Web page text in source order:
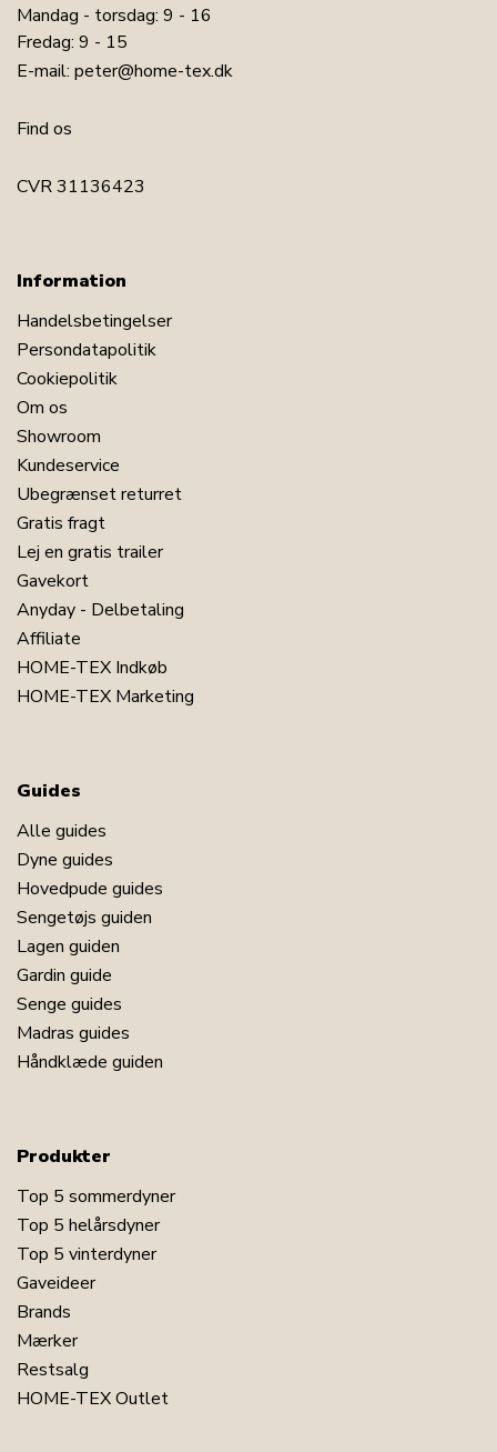
Mandag - torsdag: 9 - 16
Fredag: 9 - 15
E-mail: peter@home-tex.dk
Find os
CVR 31136423
Information
Handelsbetingelser
Persondatapolitik
Cookiepolitik
Om os
Showroom
Kundeservice
Ubegrænset returret
Gratis fragt
Lej en gratis trailer
Gavekort
Anyday - Delbetaling
Affiliate
HOME-TEX Indkøb
HOME-TEX Marketing
Guides
Alle guides
Dyne guides
Hovedpude guides
Sengetøjs guiden
Lagen guiden
Gardin guide
Senge guides
Madras guides
Håndklæde guiden
Produkter
Top 5 sommerdyner
Top 5 helårsdyner
Top 5 vinterdyner
Gaveideer
Brands
Mærker
Restsalg
HOME-TEX Outlet